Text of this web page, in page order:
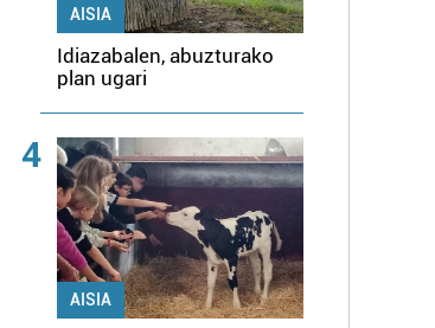
AISIA
Idiazabalen, abuzturako
plan ugari
4
AISIA